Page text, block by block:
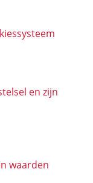
en zijn
waarden